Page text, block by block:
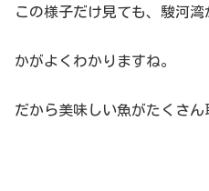
この様子だけ見ても、駿河
かがよくわかりますね。
だから美味しい魚がたくさん